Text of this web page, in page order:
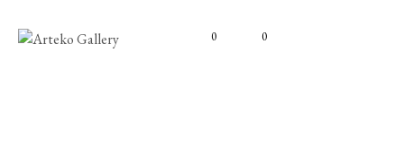
0 0